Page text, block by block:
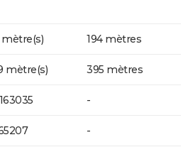
mètre(s) 194 mètres
mètre(s) 395 mètres
-
-